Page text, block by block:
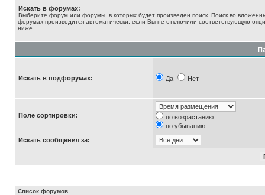
Искать в форумах:
Выберите форум или форумы, в которых будет произведен поиск. Поиск во
форумах производится автоматически, если Вы не отключили соответствующую
ниже.
Искать в подфорумах: Да Нет
Поле сортировки:
по возрастанию
по убыванию
Искать сообщения за:
Список форумов